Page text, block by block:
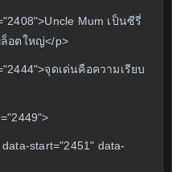
Mum เป็นซีรี่
อตใหญ่</p>
จุดเด่นคือความเรียบ
start="2451" data-